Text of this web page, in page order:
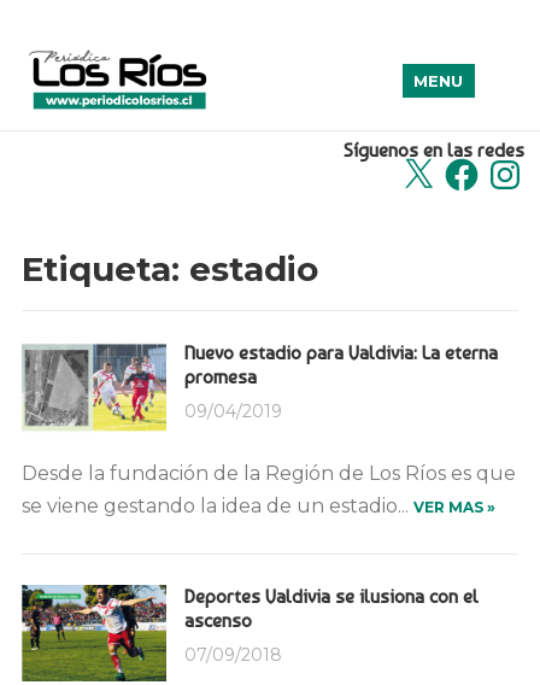
Síguenos en las redes
X Facebook
MENU
Etiqueta: estadio
Nuevo estadio para Valdivia: La eterna
promesa
09/04/2019
Desde la fundación de la Región de Los Ríos es que
se viene gestando la idea de un estadio... VER MAS »
Deportes Valdivia se ilusiona con el
ascenso
07/09/2018